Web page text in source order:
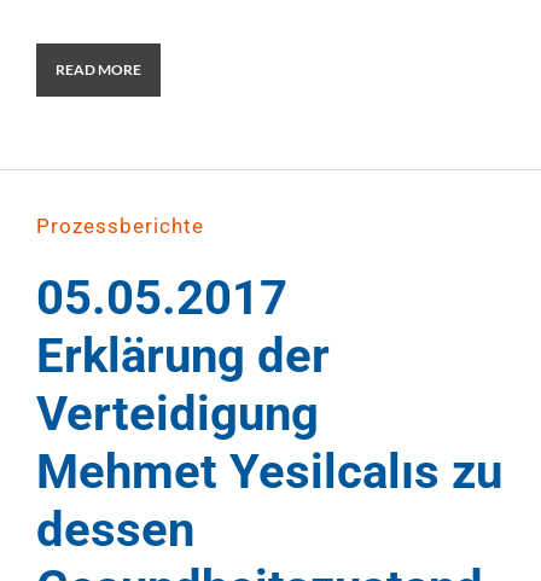
READ MORE
Prozessberichte
05.05.2017
Erklärung der
Verteidigung
Mehmet Yesilcalıs zu
dessen